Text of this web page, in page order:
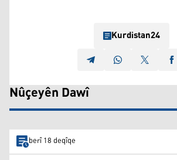
Kurdistan24
Nûçeyên Dawî
berî 18 deqîqe